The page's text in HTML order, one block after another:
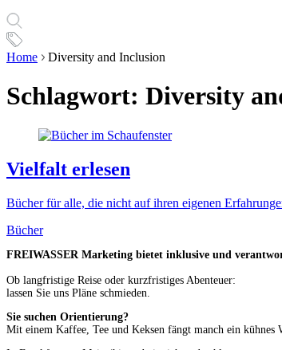
Home Diversity and Inclusion
Schlagwort: Diversity
Vielfalt erlesen
Bücher für alle, die nicht auf ihren eigenen
Bücher
FREIWASSER Marketing bietet inklusive und
Ob langfristige Reise oder kurzfristiges Abenteuer:
lassen Sie uns Pläne schmieden.
Sie suchen Orientierung?
Mit einem Kaffee, Tee und Keksen fängt manch ein kühnes